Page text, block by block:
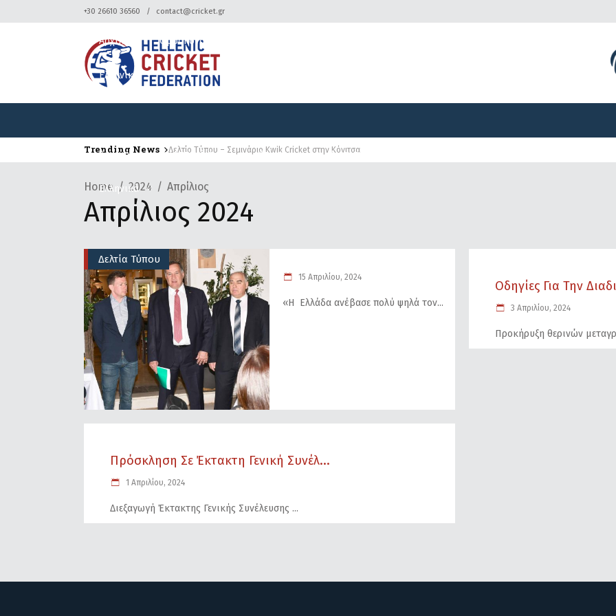
+30 26610 36560 contact@cricket.gr
Αρχική Ομοσπονδία Κρίκετ Διοργανώσεις
Ελληνικά
Αρχική Ομοσπονδία
Ελληνικά
Trending News Δελτίο Τύπου – Σεμινάριο Kwik Cricket στην Κόνιτσα
Home 2024 Απρίλιος
Απρίλιος 2024
Δελτία Τύπου
15 Απριλίου, 2024
«H Ελλάδα ανέβασε πολύ ψηλά τον
Οδηγίες Για Την
3 Απριλίου, 2024
Προκήρυξη θερινών
Πρόσκληση Σε Έκτακτη Γενική Συνέλ...
1 Απριλίου, 2024
Διεξαγωγή Έκτακτης Γενικής Συνέλευσης